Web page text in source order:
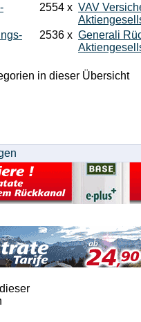
2554 x VAV
2536 x Generali
in dieser Übersicht